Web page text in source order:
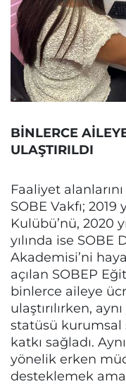
BİNLERCE
ULAŞTIRILDI
Faaliyet
SOBE Vakfı; 2019
Kulübü’nü, 2020
yılında ise
Akademisi’ni
açılan SOBEP
binlerce aileye
ulaştırılırken,
statüsü
katkı sağladı.
yönelik erken
desteklemek